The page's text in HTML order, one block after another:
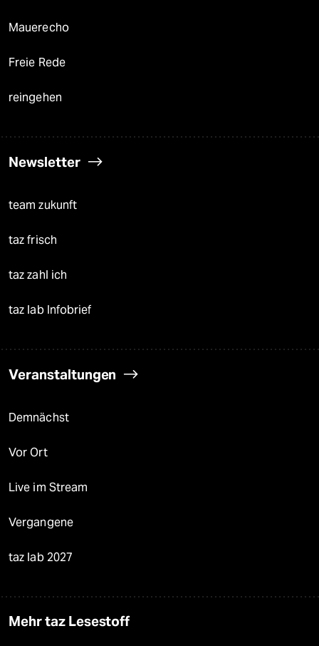
Mauerecho
Freie Rede
reingehen
Newsletter
team zukunft
taz frisch
taz zahl ich
taz lab Infobrief
Veranstaltungen
Demnächst
Vor Ort
Live im Stream
Vergangene
taz lab 2027
Mehr taz Lesestoff